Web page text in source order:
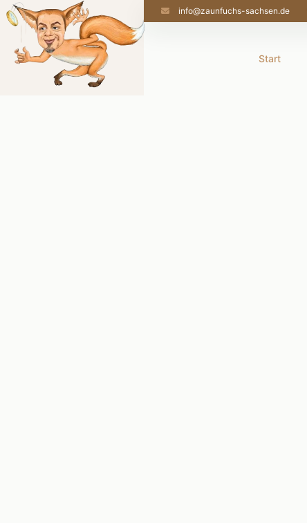
info@zaunfuchs-sachsen.de
Start